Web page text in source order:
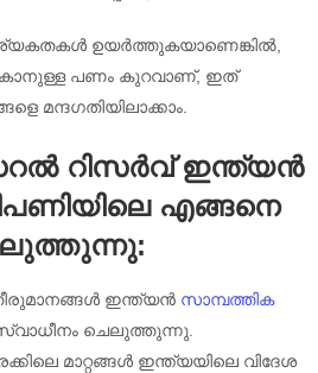
ഉയർത്തുകയാണെങ്കിൽ,
പണം കുറവാണ്, ഇത്
മന്ദഗതിയിലാക്കാം.
റിസർവ് ഇന്ത്യൻ
എങ്ങനെ
ഇന്ത്യൻ സാമ്പത്തിക
ചെലുത്തുന്നു.
മാറ്റങ്ങൾ ഇന്ത്യയിലെ വിദേശ